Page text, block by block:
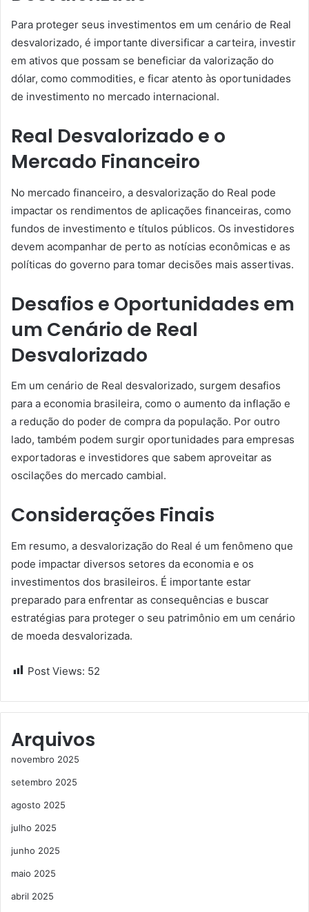
Para proteger seus investimentos em um cenário de Real
desvalorizado, é importante diversificar a carteira, investir
em ativos que possam se beneficiar da valorização do
dólar, como commodities, e ficar atento às oportunidades
de investimento no mercado internacional.
Real Desvalorizado e o
Mercado Financeiro
No mercado financeiro, a desvalorização do Real pode
impactar os rendimentos de aplicações financeiras, como
fundos de investimento e títulos públicos. Os investidores
devem acompanhar de perto as notícias econômicas e as
políticas do governo para tomar decisões mais assertivas.
Desafios e Oportunidades em
um Cenário de Real
Desvalorizado
Em um cenário de Real desvalorizado, surgem desafios
para a economia brasileira, como o aumento da inflação e
a redução do poder de compra da população. Por outro
lado, também podem surgir oportunidades para empresas
exportadoras e investidores que sabem aproveitar as
oscilações do mercado cambial.
Considerações Finais
Em resumo, a desvalorização do Real é um fenômeno que
pode impactar diversos setores da economia e os
investimentos dos brasileiros. É importante estar
preparado para enfrentar as consequências e buscar
estratégias para proteger o seu patrimônio em um cenário
de moeda desvalorizada.
Post Views: 52
Arquivos
novembro 2025
setembro 2025
agosto 2025
julho 2025
junho 2025
maio 2025
abril 2025